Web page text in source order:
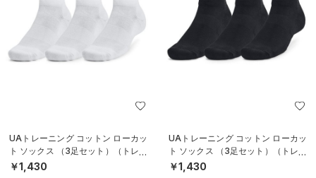
UAトレーニング コットン ローカッ
ト ソックス （3足セット）（トレー
ニング/UNISEX）
￥1,430
UAトレーニング コットン ローカッ
ト ソックス （3足セット）（トレー
ニング/UNISEX）
￥1,430